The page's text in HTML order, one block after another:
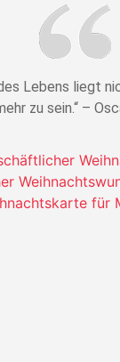
Lebens liegt
zu sein.“ –